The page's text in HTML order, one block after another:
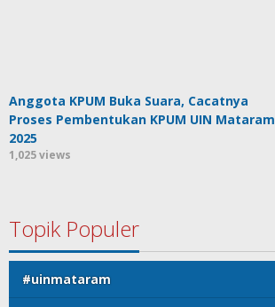
Anggota KPUM Buka Suara, Cacatnya
Proses Pembentukan KPUM UIN Mataram
2025
1,025 views
Topik Populer
#uinmataram